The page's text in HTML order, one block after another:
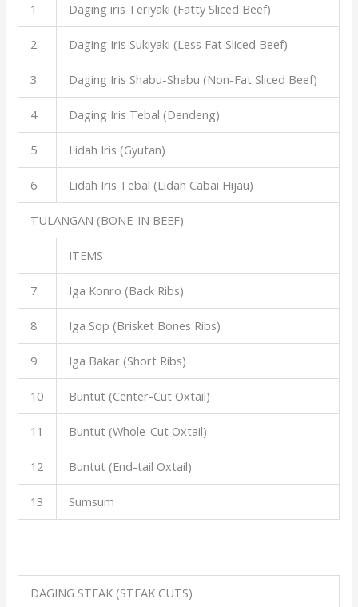
1 Daging iris Teriyaki (Fatty Sliced Beef)
2 Daging Iris Sukiyaki (Less Fat Sliced Beef)
3 Daging Iris Shabu-Shabu (Non-Fat Sliced Beef)
4 Daging Iris Tebal (Dendeng)
5 Lidah Iris (Gyutan)
6 Lidah Iris Tebal (Lidah Cabai Hijau)
TULANGAN (BONE-IN BEEF)
ITEMS
7 Iga Konro (Back Ribs)
8 Iga Sop (Brisket Bones Ribs)
9 Iga Bakar (Short Ribs)
10 Buntut (Center-Cut Oxtail)
11 Buntut (Whole-Cut Oxtail)
12 Buntut (End-tail Oxtail)
13 Sumsum
DAGING STEAK (STEAK CUTS)